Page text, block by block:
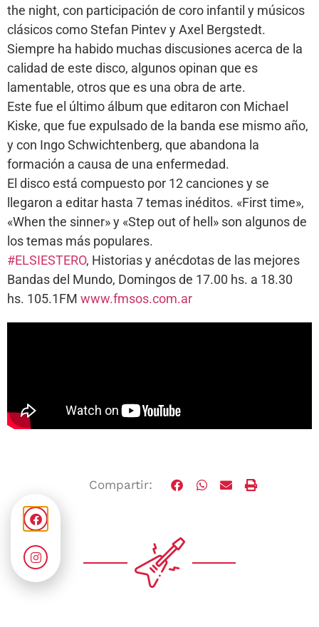
the night, con participación de coro infantil y músicos
clásicos como Stefan Pintev y Axel Bergstedt.
Siempre ha habido muchas discusiones acerca de la
calidad de este disco, algunos opinan que es
lamentable, otros que es una obra de arte.
Este fue el último álbum que editaron con Michael
Kiske, que fue expulsado de la banda ese mismo año,
y con Ingo Schwichtenberg, que abandona la
formación a causa de una enfermedad.
El disco está compuesto por 12 canciones y se
llegaron a editar hasta 7 temas inéditos. «First time»,
«When the sinner» y «Step out of hell» son algunos de
los temas más populares.
#ELSIESTERO, Historias y anécdotas de las mejores
Bandas del Mundo, Domingos de 17.00 hs. a 18.30
hs. 105.1FM www.fmsos.com.ar
Compartir: